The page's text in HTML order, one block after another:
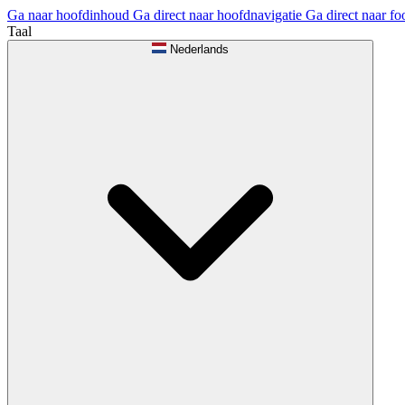
Ga naar hoofdinhoud Ga direct naar hoofdnavigatie Ga direct naar
Taal
Nederlands